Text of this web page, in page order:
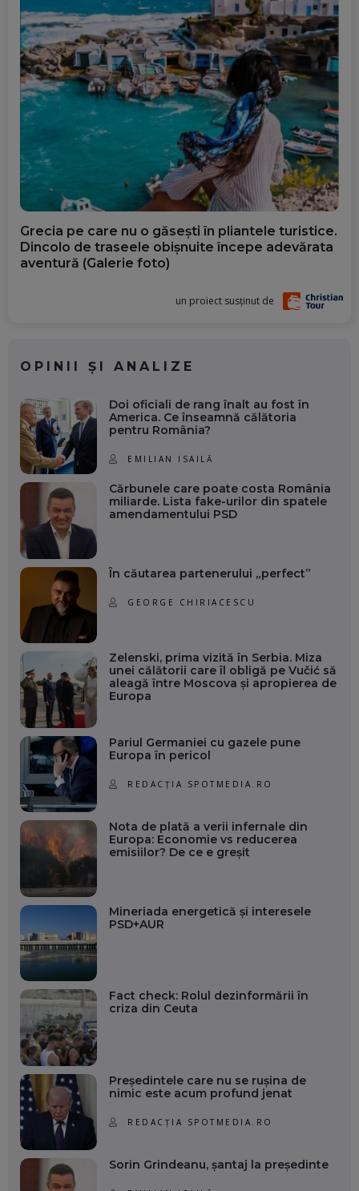
Grecia pe care nu o găsești în pliantele turistice.
Dincolo de traseele obișnuite începe adevărata
aventură (Galerie foto)
un proiect susținut de
OPINII ȘI ANALIZE
Doi oficiali de rang înalt au fost în
America. Ce înseamnă călătoria
pentru România?
EMILIAN ISAILĂ
Cărbunele care poate costa România
miliarde. Lista fake-urilor din spatele
amendamentului PSD
În căutarea partenerului „perfect”
GEORGE CHIRIACESCU
Zelenski, prima vizită în Serbia. Miza
unei călătorii care îl obligă pe Vučić să
aleagă între Moscova și apropierea de
Europa
Pariul Germaniei cu gazele pune
Europa în pericol
REDACȚIA SPOTMEDIA.RO
Nota de plată a verii infernale din
Europa: Economie vs reducerea
emisiilor? De ce e greșit
Mineriada energetică și interesele
PSD+AUR
Fact check: Rolul dezinformării în
criza din Ceuta
Președintele care nu se rușina de
nimic este acum profund jenat
REDACȚIA SPOTMEDIA.RO
Sorin Grindeanu, șantaj la președinte